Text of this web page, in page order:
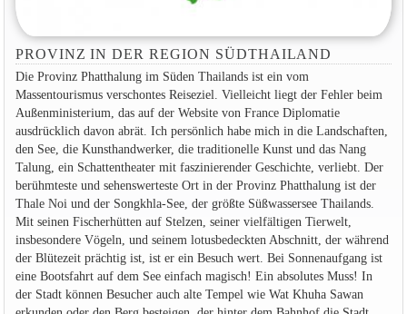
PROVINZ IN DER REGION SÜDTHAILAND
Die Provinz Phatthalung im Süden Thailands ist ein vom
Massentourismus verschontes Reiseziel. Vielleicht liegt der Fehler beim
Außenministerium, das auf der Website von France Diplomatie
ausdrücklich davon abrät. Ich persönlich habe mich in die Landschaften,
den See, die Kunsthandwerker, die traditionelle Kunst und das Nang
Talung, ein Schattentheater mit faszinierender Geschichte, verliebt. Der
berühmteste und sehenswerteste Ort in der Provinz Phatthalung ist der
Thale Noi und der Songkhla-See, der größte Süßwassersee Thailands.
Mit seinen Fischerhütten auf Stelzen, seiner vielfältigen Tierwelt,
insbesondere Vögeln, und seinem lotusbedeckten Abschnitt, der während
der Blütezeit prächtig ist, ist er ein Besuch wert. Bei Sonnenaufgang ist
eine Bootsfahrt auf dem See einfach magisch! Ein absolutes Muss! In
der Stadt können Besucher auch alte Tempel wie Wat Khuha Sawan